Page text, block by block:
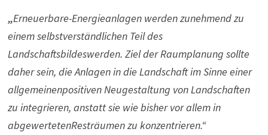
„Erneuerbare-Energieanlagen werden zunehmend zu
einem selbstverständlichen Teil des
Landschaftsbildeswerden. Ziel der Raumplanung sollte
daher sein, die Anlagen in die Landschaft im Sinne einer
allgemeinenpositiven Neugestaltung von Landschaften
zu integrieren, anstatt sie wie bisher vor allem in
abgewertetenResträumen zu konzentrieren.“